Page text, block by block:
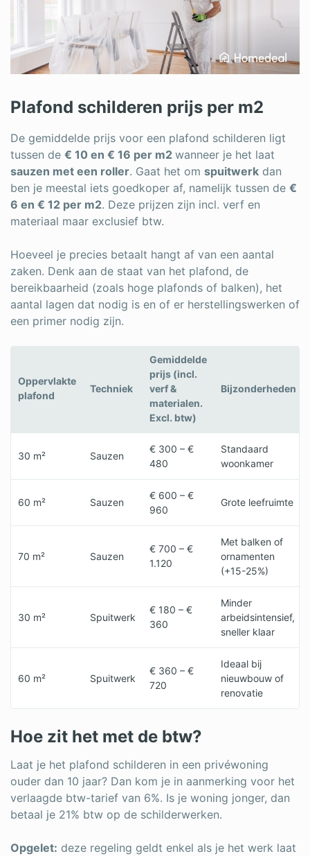
Plafond schilderen prijs per m2
De gemiddelde prijs voor een plafond schilderen ligt
tussen de € 10 en € 16 per m2 wanneer je het laat
sauzen met een roller. Gaat het om spuitwerk dan
ben je meestal iets goedkoper af, namelijk tussen de €
6 en € 12 per m2. Deze prijzen zijn incl. verf en
materiaal maar exclusief btw.
Hoeveel je precies betaalt hangt af van een aantal
zaken. Denk aan de staat van het plafond, de
bereikbaarheid (zoals hoge plafonds of balken), het
aantal lagen dat nodig is en of er herstellingswerken of
een primer nodig zijn.
Oppervlakte
plafond
Techniek
Gemiddelde
prijs (incl.
verf &
materialen.
Excl. btw)
Bijzonderheden
30 m² Sauzen
€ 300 – €
480
Standaard
woonkamer
60 m² Sauzen
€ 600 – €
960
Grote leefruimte
70 m² Sauzen
€ 700 – €
1.120
Met balken of
ornamenten
(+15-25%)
30 m² Spuitwerk
€ 180 – €
360
Minder
arbeidsintensief,
sneller klaar
60 m² Spuitwerk
€ 360 – €
720
Ideaal bij
nieuwbouw of
renovatie
Hoe zit het met de btw?
Laat je het plafond schilderen in een privéwoning
ouder dan 10 jaar? Dan kom je in aanmerking voor het
verlaagde btw-tarief van 6%. Is je woning jonger, dan
betaal je 21% btw op de schilderwerken.
Opgelet: deze regeling geldt enkel als je het werk laat